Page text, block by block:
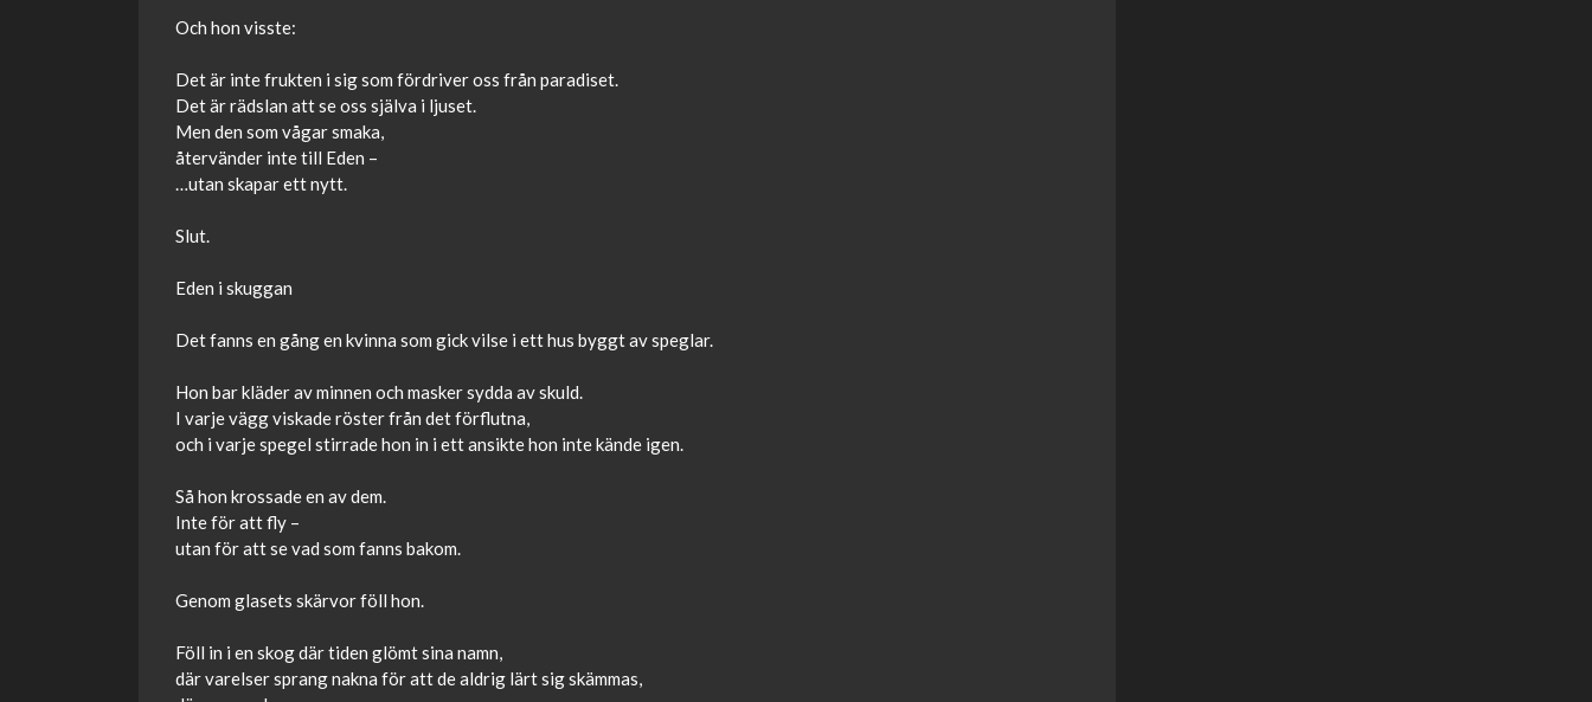
Och hon visste:
Det är inte frukten i sig som fördriver oss från paradiset.
Det är rädslan att se oss själva i ljuset.
Men den som vågar smaka,
återvänder inte till Eden –
…utan skapar ett nytt.
Slut.
Eden i skuggan
Det fanns en gång en kvinna som gick vilse i ett hus byggt av speglar.
Hon bar kläder av minnen och masker sydda av skuld.
I varje vägg viskade röster från det förflutna,
och i varje spegel stirrade hon in i ett ansikte hon inte kände igen.
Så hon krossade en av dem.
Inte för att fly –
utan för att se vad som fanns bakom.
Genom glasets skärvor föll hon.
Föll in i en skog där tiden glömt sina namn,
där varelser sprang nakna för att de aldrig lärt sig skämmas,